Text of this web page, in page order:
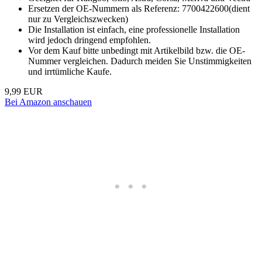
Ersetzen der OE-Nummern als Referenz: 7700422600(dient
nur zu Vergleichszwecken)
Die Installation ist einfach, eine professionelle Installation
wird jedoch dringend empfohlen.
Vor dem Kauf bitte unbedingt mit Artikelbild bzw. die OE-
Nummer vergleichen. Dadurch meiden Sie Unstimmigkeiten
und irrtümliche Kaufe.
9,99 EUR
Bei Amazon anschauen